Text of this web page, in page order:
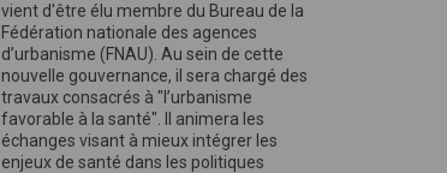
vient d'être élu membre du Bureau de la
Fédération nationale des agences
d’urbanisme (FNAU). Au sein de cette
nouvelle gouvernance, il sera chargé des
travaux consacrés à "l’urbanisme
favorable à la santé". Il animera les
échanges visant à mieux intégrer les
enjeux de santé dans les politiques